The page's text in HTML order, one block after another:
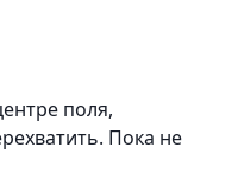
поля,
Пока не